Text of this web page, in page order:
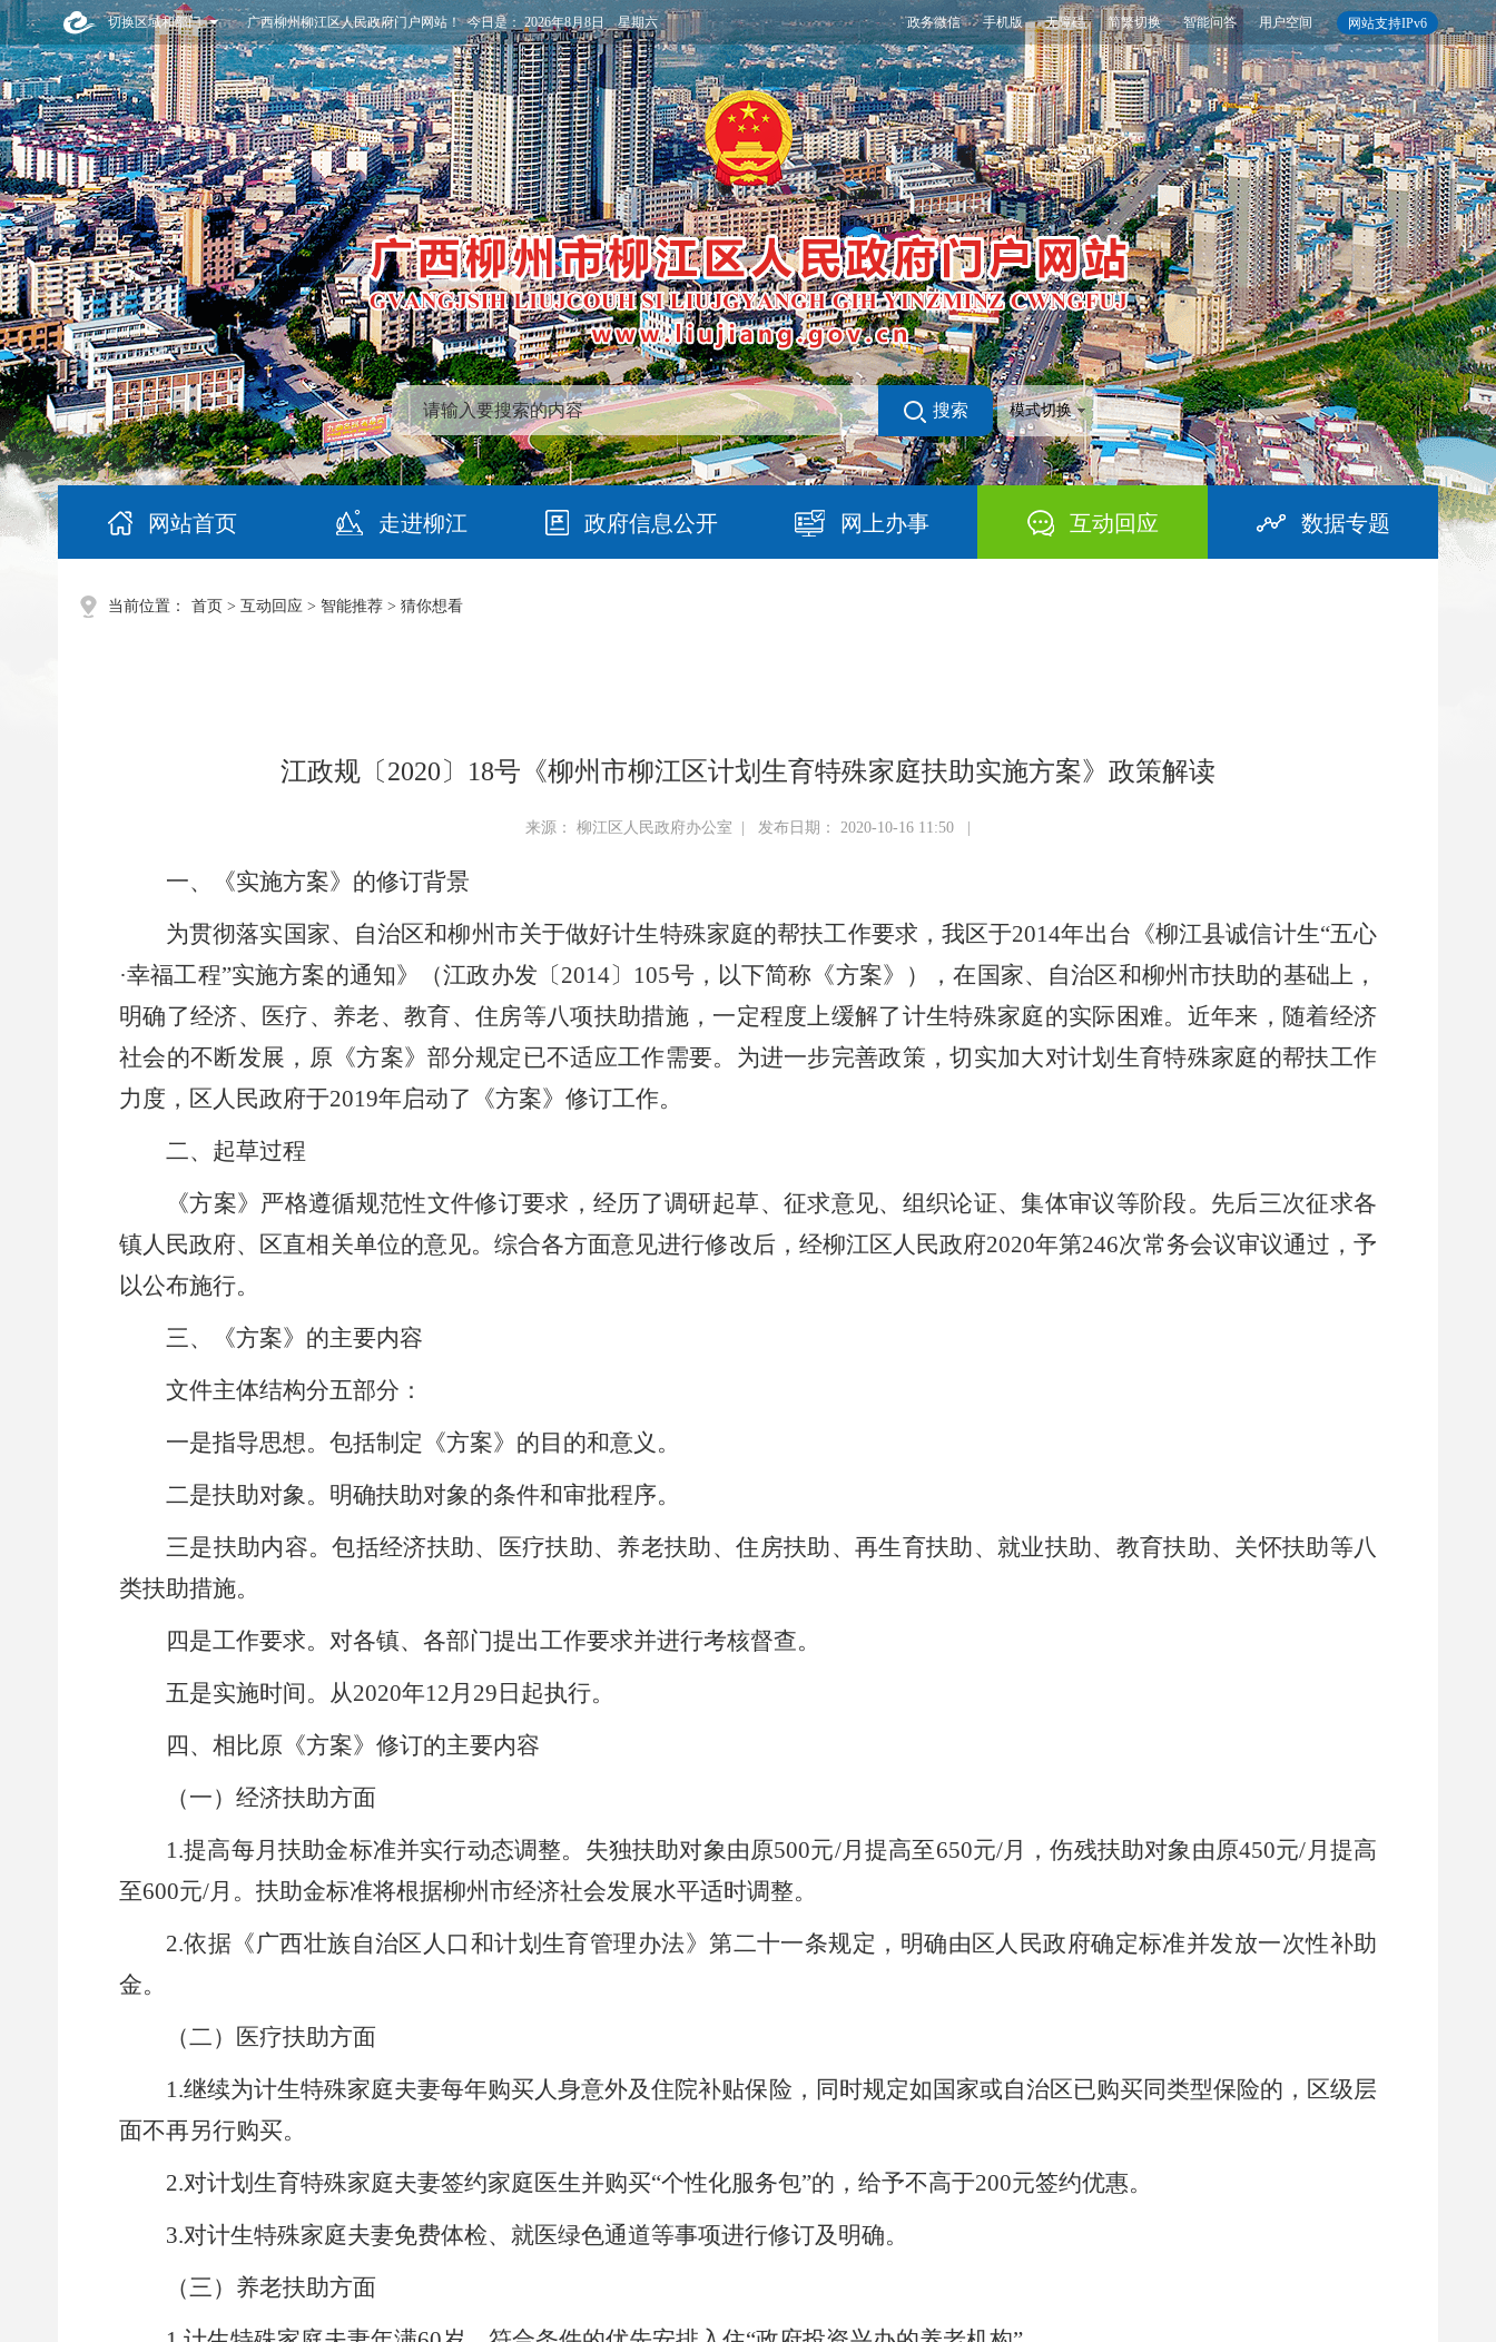
切换区域和部门 网站支持IPv6
政务微信 手机版 无障碍 简繁切换 智能问答 用户空间
广西柳州柳江区人民政府门户网站！ 今日是：2026年8月8日 星期六
搜索 模式切换
网站首页 走进柳江 政府信息公开 网上办事 互动回应 数据专题
当前位置： 首页 > 互动回应 > 智能推荐 > 猜你想看
江政规〔2020〕18号《柳州市柳江区计划生育特殊家庭扶助实施方案》政策解读
来源： 柳江区人民政府办公室 | 发布日期： 2020-10-16 11:50 |
一、
《实施方案》的修订背景
为贯彻落实国家、 自治区和柳州市关于做好计生特殊家庭的帮扶工作要求，我区于2014年出台《柳江县诚信计生“五心
·幸福工程”实施方案的通知》（江政办发 〔2014〕 105号，以下简称《方案》），在国家、 自治区和柳州市扶助的基础上，
明确了经济、医疗、养老、教育、住房等八项扶助措施，一定程度上缓解了计生特殊家庭的实际困难。近年来，随着经济
社会的不断发展，原《方案》部分规定已不适应工作需要。为进一步完善政策，切实加大对计划生育特殊家庭的帮扶工作
力度， 区人民政府于2019年启动了《方案》修订工作。
二、起草过程
《方案》严格遵循规范性文件修订要求，经历了调研起草、征求意见、组织论证、集体审议等阶段。先后三次征求各
镇人民政府、 区直相关单位的意见。综合各方面意见进行修改后，经柳江区人民政府2020年第246次常务会议审议通过，予
以公布施行。
三、《方案》的主要内容
文件主体结构分五部分：
一是指导思想。包括制定《方案》的目的和意义。
二是扶助对象。明确扶助对象的条件和审批程序。
三是扶助内容。包括经济扶助、医疗扶助、养老扶助、住房扶助、再生育扶助、就业扶助、教育扶助、关怀扶助等八
类扶助措施。
四是工作要求。对各镇、各部门提出工作要求并进行考核督查。
五是实施时间。从2020年12月 29 日起执行。
四、相比原《方案》修订的主要内容
（一） 经济扶助方面
1.提高每月扶助金标准并实行动态调整。失独扶助对象由原500元/月提高至650元/月，伤残扶助对象由原450元/月提高
至600元/月。扶助金标准将根据柳州市经济社会发展水平适时调整。
2.依据《广西壮族自治区人口和计划生育管理办法》第二十一条规定，明确由区人民政府确定标准并发放一次性补助
金。
（二）
医疗扶助方面
1.继续为计生特殊家庭夫妻每年购买人身意外及住院补贴保险，同时规定如国家或自治区已购买同类型保险的，区级层
面不再另行购买。
2.对计划生育特殊家庭夫妻签约家庭医生并购买“个性化服务包”的，给予不高于200元签约优惠。
3.对计生特殊家庭夫妻免费体检、就医绿色通道等事项进行修订及明确。
（三） 养老扶助方面